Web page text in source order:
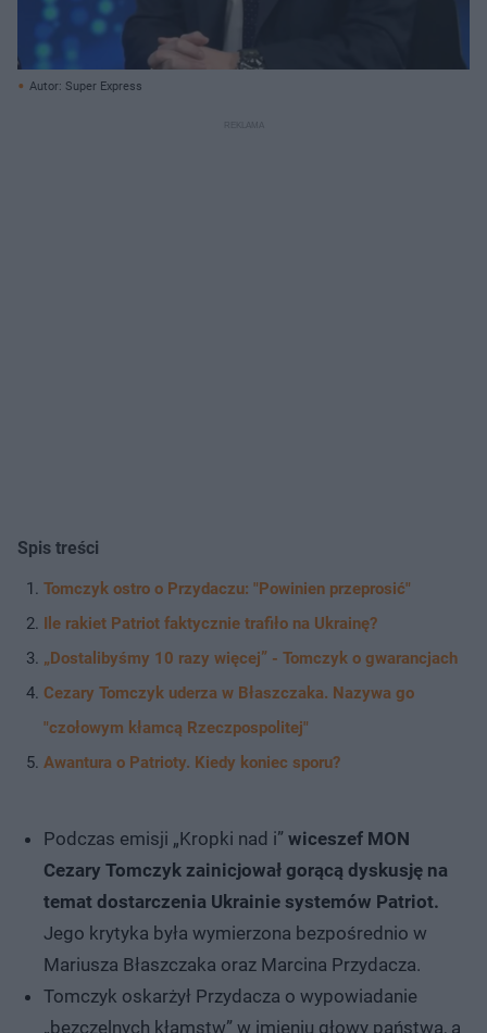
Autor: Super Express
Spis treści
Tomczyk ostro o Przydaczu: "Powinien przeprosić"
Ile rakiet Patriot faktycznie trafiło na Ukrainę?
„Dostalibyśmy 10 razy więcej” - Tomczyk o gwarancjach
Cezary Tomczyk uderza w Błaszczaka. Nazywa go
"czołowym kłamcą Rzeczpospolitej"
Awantura o Patrioty. Kiedy koniec sporu?
Podczas emisji „Kropki nad i” wiceszef MON
Cezary Tomczyk zainicjował gorącą dyskusję na
temat dostarczenia Ukrainie systemów Patriot.
Jego krytyka była wymierzona bezpośrednio w
Mariusza Błaszczaka oraz Marcina Przydacza.
Tomczyk oskarżył Przydacza o wypowiadanie
„bezczelnych kłamstw” w imieniu głowy państwa, a